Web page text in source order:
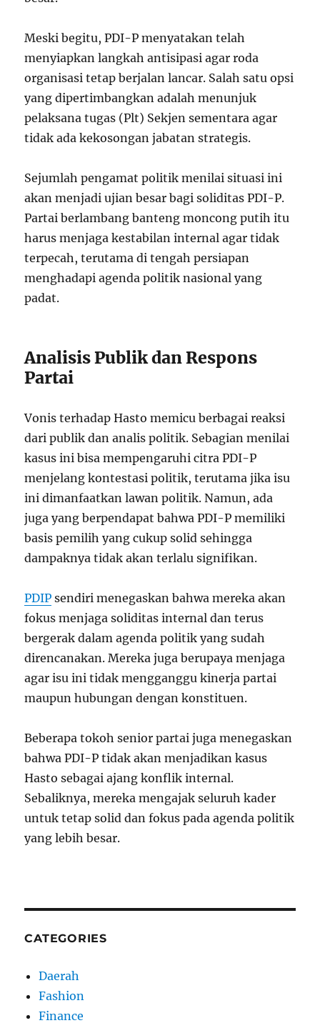
Meski begitu, PDI-P menyatakan telah
menyiapkan langkah antisipasi agar roda
organisasi tetap berjalan lancar. Salah satu opsi
yang dipertimbangkan adalah menunjuk
pelaksana tugas (Plt) Sekjen sementara agar
tidak ada kekosongan jabatan strategis.
Sejumlah pengamat politik menilai situasi ini
akan menjadi ujian besar bagi soliditas PDI-P.
Partai berlambang banteng moncong putih itu
harus menjaga kestabilan internal agar tidak
terpecah, terutama di tengah persiapan
menghadapi agenda politik nasional yang
padat.
Analisis Publik dan Respons
Partai
Vonis terhadap Hasto memicu berbagai reaksi
dari publik dan analis politik. Sebagian menilai
kasus ini bisa mempengaruhi citra PDI-P
menjelang kontestasi politik, terutama jika isu
ini dimanfaatkan lawan politik. Namun, ada
juga yang berpendapat bahwa PDI-P memiliki
basis pemilih yang cukup solid sehingga
dampaknya tidak akan terlalu signifikan.
PDIP sendiri menegaskan bahwa mereka akan
fokus menjaga soliditas internal dan terus
bergerak dalam agenda politik yang sudah
direncanakan. Mereka juga berupaya menjaga
agar isu ini tidak mengganggu kinerja partai
maupun hubungan dengan konstituen.
Beberapa tokoh senior partai juga menegaskan
bahwa PDI-P tidak akan menjadikan kasus
Hasto sebagai ajang konflik internal.
Sebaliknya, mereka mengajak seluruh kader
untuk tetap solid dan fokus pada agenda politik
yang lebih besar.
CATEGORIES
Daerah
Fashion
Finance